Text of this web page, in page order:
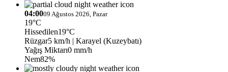
04:0009 Ağustos 2026, Pazar
19°C
Hissedilen19°C
Rüzgar5 km/h | Karayel (Kuzeybatı)
Yağış Miktarı0 mm/h
Nem82%